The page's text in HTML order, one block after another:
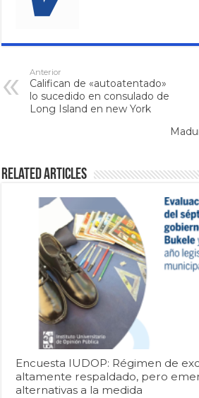
Anterior
Califican de «autoatentado»
lo sucedido en consulado de
Long Island en new York
Related Articles
Encuesta IUDOP: Régimen de
altamente respaldado, pero
alternativas a la medida